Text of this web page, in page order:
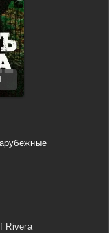
Rivera